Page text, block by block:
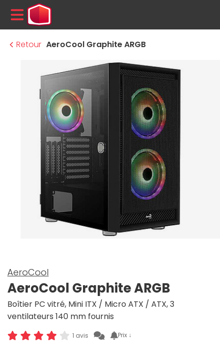
MENU
Retour AeroCool Graphite ARGB
AeroCool
AeroCool Graphite ARGB
Boîtier PC vitré, Mini ITX / Micro ATX / ATX, 3
ventilateurs 140 mm fournis
1 avis Prix ↓